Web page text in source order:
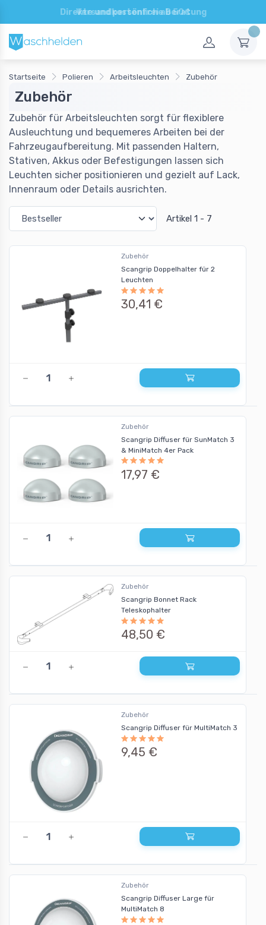
Direkte und persönliche Beratung
Startseite Polieren Arbeitsleuchten Zubehör
Zubehör
Zubehör für Arbeitsleuchten sorgt für flexiblere
Ausleuchtung und bequemeres Arbeiten bei der
Fahrzeugaufbereitung. Mit passenden Haltern,
Stativen, Akkus oder Befestigungen lassen sich
Leuchten sicher positionieren und gezielt auf Lack,
Innenraum oder Details ausrichten.
Artikel 1 - 7
Zubehör
Scangrip Doppelhalter für 2
Leuchten
30,41 €
Zubehör
Scangrip Diffuser für SunMatch 3
& MiniMatch 4er Pack
17,97 €
Zubehör
Scangrip Bonnet Rack
Teleskophalter
48,50 €
Zubehör
Scangrip Diffuser für MultiMatch 3
9,45 €
Zubehör
Scangrip Diffuser Large für
MultiMatch 8